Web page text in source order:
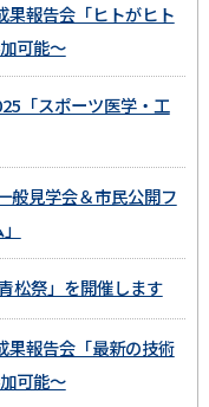
果報告会「ヒトがヒト
可能～
「スポーツ医学・工
般見学会＆市民公開フ
松祭」を開催します
果報告会「最新の技術
可能～